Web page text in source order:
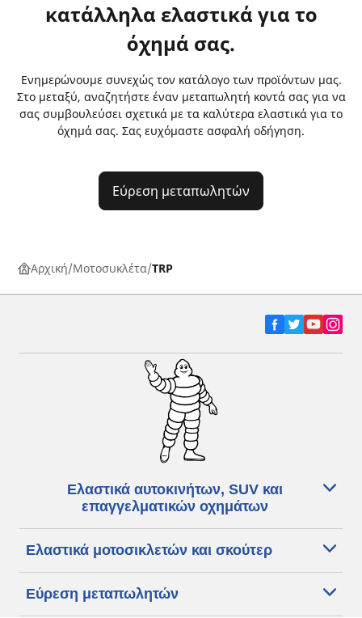
κατάλληλα ελαστικά για το
όχημά σας.
Ενημερώνουμε συνεχώς τον κατάλογο των προϊόντων μας.
Στο μεταξύ, αναζητήστε έναν μεταπωλητή κοντά σας για να
σας συμβουλεύσει σχετικά με τα καλύτερα ελαστικά για το
όχημά σας. Σας ευχόμαστε ασφαλή οδήγηση.
Εύρεση μεταπωλητών
Αρχική Μοτοσυκλέτα TRP
Ελαστικά αυτοκινήτων, SUV και
επαγγελματικών οχημάτων
Ελαστικά μοτοσικλετών και σκούτερ
Εύρεση μεταπωλητών